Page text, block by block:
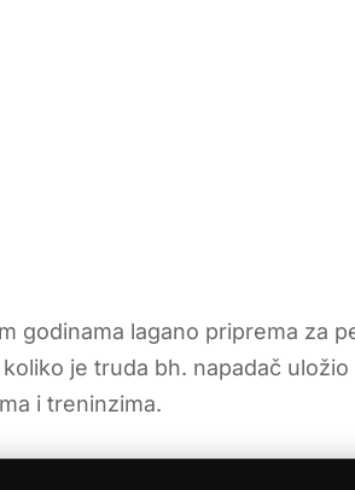
godinama lagano priprema za
je truda bh. napadač
i treninzima.